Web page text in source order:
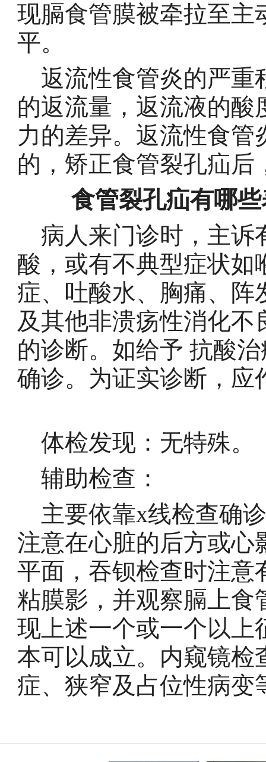
现膈食管膜被牵拉至主
平。
返流性食管炎的严重
的返流量，返流液的
力的差异。返流性食
的，矫正食管裂孔疝
食管裂孔疝有哪
病人来门诊时，主诉
酸，或有不典型症状如
症、吐酸水、胸痛、阵
及其他非溃疡性消化
的诊断。如给予 抗酸
确诊。为证实诊断，应
体检发现：无特
辅助检查：
主要依靠x线检查确
注意在心脏的后方或心
平面，吞钡检查时注意
粘膜影，并观察膈上食
现上述一个或一个以上
本可以成立。内窥镜检
症、狭窄及占位性病变